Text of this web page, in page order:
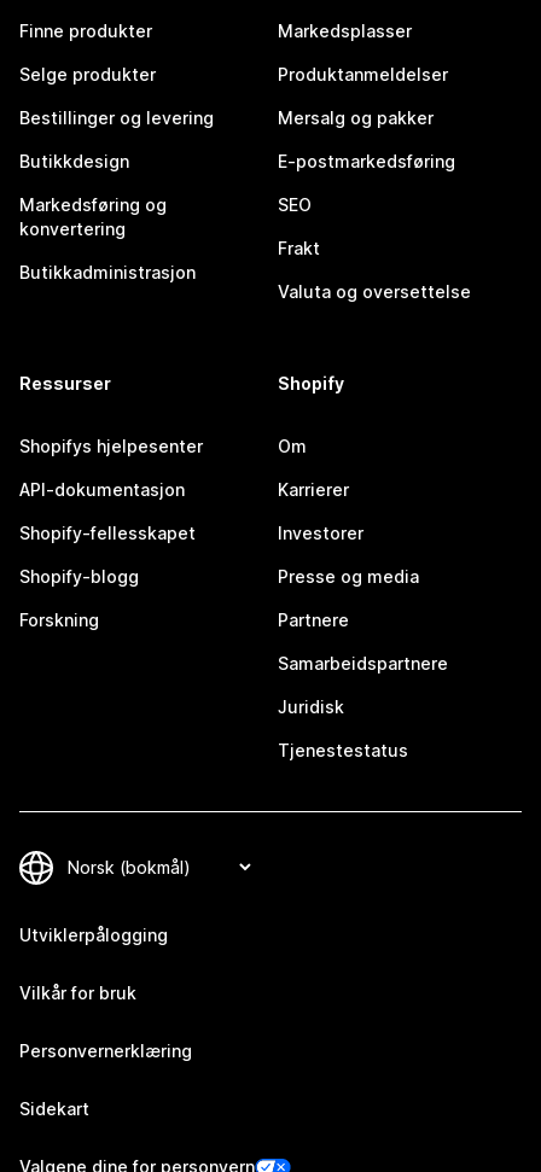
Finne produkter
Selge produkter
Bestillinger og levering
Butikkdesign
Markedsføring og
konvertering
Butikkadministrasjon
Markedsplasser
Produktanmeldelser
Mersalg og pakker
E-postmarkedsføring
SEO
Frakt
Valuta og oversettelse
Ressurser
Shopifys hjelpesenter
API-dokumentasjon
Shopify-fellesskapet
Shopify-blogg
Forskning
Shopify
Om
Karrierer
Investorer
Presse og media
Partnere
Samarbeidspartnere
Juridisk
Tjenestestatus
Utviklerpålogging
Vilkår for bruk
Personvernerklæring
Sidekart
Valgene dine for personvern